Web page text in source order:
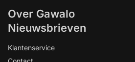
Over Gawalo
Nieuwsbrieven
Klantenservice